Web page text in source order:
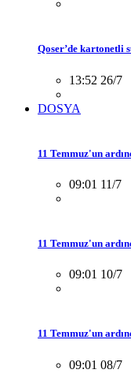
Qoser’de kartonetli
13:52 26/7
DOSYA
11 Temmuz'un
09:01 11/7
11 Temmuz'un
09:01 10/7
11 Temmuz'un
09:01 08/7